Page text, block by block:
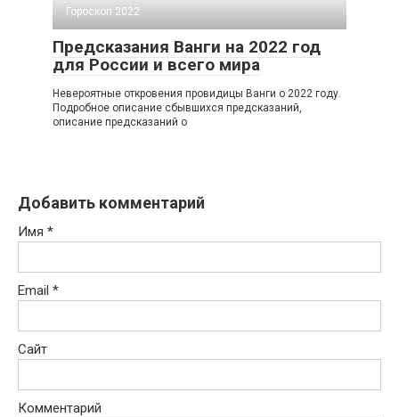
Гороскоп 2022
Предсказания Ванги на 2022 год
для России и всего мира
Невероятные откровения провидицы Ванги о 2022 году.
Подробное описание сбывшихся предсказаний,
описание предсказаний о
Добавить комментарий
Имя *
Email *
Сайт
Комментарий